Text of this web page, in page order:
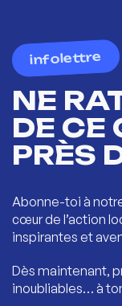
infolettre
NE
DE CE
PRÈS
Abonne-toi à
cœur de l’action
inspirantes et
Dès maintenant,
inoubliables… à